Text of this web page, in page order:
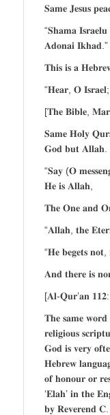
𝐒𝐚𝐦𝐞 𝐉𝐞𝐬𝐮𝐬
“𝐒𝐡𝐚𝐦𝐚
𝐀𝐝𝐨𝐧𝐚𝐢 𝐈𝐤𝐡𝐚𝐝.”
𝐓𝐡𝐢𝐬 𝐢𝐬 𝐚
“𝐇𝐞𝐚𝐫, 𝐎
[𝐓𝐡𝐞 𝐁𝐢𝐛𝐥𝐞,
𝐒𝐚𝐦𝐞 𝐇𝐨𝐥𝐲
𝐆𝐨𝐝 𝐛𝐮𝐭 𝐀𝐥𝐥𝐚𝐡.
“𝐒𝐚𝐲 (𝐎
𝐇𝐞 𝐢𝐬 𝐀𝐥𝐥𝐚𝐡,
𝐓𝐡𝐞 𝐎𝐧𝐞 𝐚𝐧𝐝
“𝐀𝐥𝐥𝐚𝐡, 𝐭𝐡𝐞
“𝐇𝐞 𝐛𝐞𝐠𝐞𝐭𝐬 𝐧𝐨𝐭,
𝐀𝐧𝐝 𝐭𝐡𝐞𝐫𝐞 𝐢𝐬
[𝐀𝐥-𝐐𝐮𝐫’𝐚𝐧
𝐓𝐡𝐞 𝐬𝐚𝐦𝐞 𝐰𝐨𝐫𝐝
𝐫𝐞𝐥𝐢𝐠𝐢𝐨𝐮𝐬
𝐆𝐨𝐝 𝐢𝐬 𝐯𝐞𝐫𝐲
𝐇𝐞𝐛𝐫𝐞𝐰
𝐨𝐟 𝐡𝐨𝐧𝐨𝐮𝐫 𝐨𝐫
‘𝐄𝐥𝐚𝐡’ 𝐢𝐧 𝐭𝐡𝐞
𝐛𝐲 𝐑𝐞𝐯𝐞𝐫𝐞𝐧𝐝 𝐂.